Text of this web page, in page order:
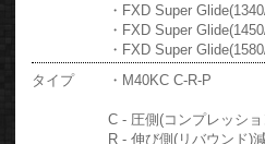
・FXD Super
・FXD Super
・FXD Super
タイプ
・M40KC C-R-P
C - 圧側(コンプレッシ
R - 伸び側(リバウンド)